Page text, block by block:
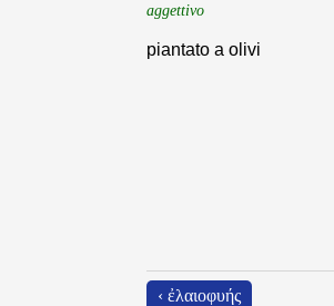
aggettivo
piantato a olivi
‹ ἐλαιοφυής